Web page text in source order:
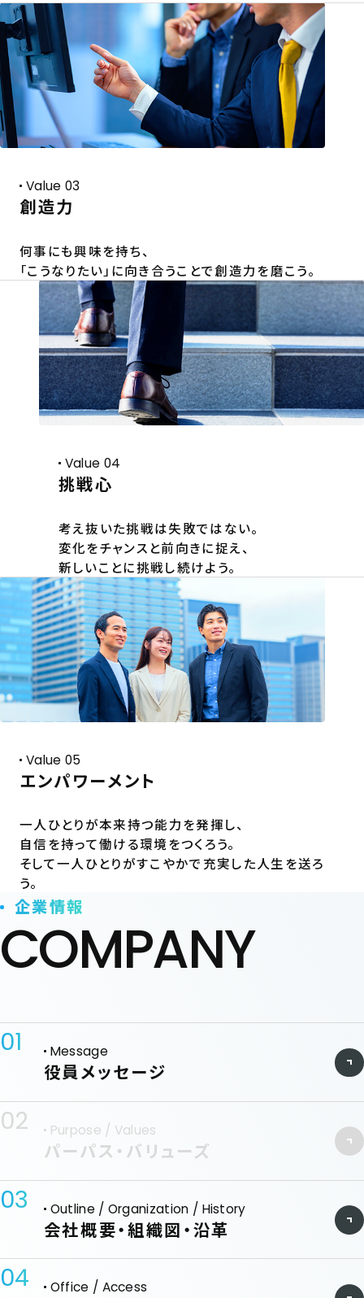
Value 03
創造力
何事にも興味を持ち、
「こうなりたい」に向き合うことで創造力を磨こう。
Value 04
挑戦心
考え抜いた挑戦は失敗ではない。
変化をチャンスと前向きに捉え、
新しいことに挑戦し続けよう。
Value 05
エンパワーメント
一人ひとりが本来持つ能力を発揮し、
自信を持って働ける環境をつくろう。
そして一人ひとりがすこやかで充実した人生を送ろ
う。
企業情報
COMPANY
01 Message
役員メッセージ
02 Purpose / Values
パーパス・バリューズ
03 Outline / Organization / History
会社概要・組織図・沿革
04 Office / Access